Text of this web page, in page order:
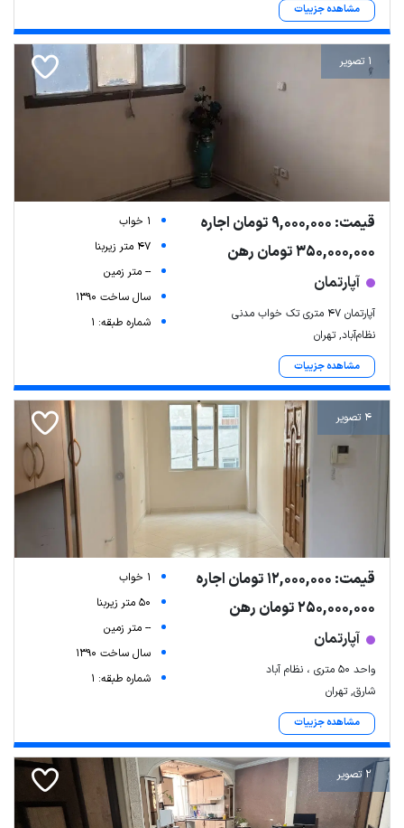
مشاهده جزییات
1 تصویر
قیمت: 9,000,000 تومان اجاره
350,000,000 تومان رهن
آپارتمان
آپارتمان ۴۷ متری تک خواب مدنی
نظام‌آباد, تهران
مشاهده جزییات
1 خواب
47 متر زیربنا
-- متر زمین
سال ساخت 1390
شماره طبقه: 1
4 تصویر
قیمت: 12,000,000 تومان اجاره
250,000,000 تومان رهن
آپارتمان
واحد ۵۰ متری ، نظام آباد
شارق, تهران
مشاهده جزییات
1 خواب
50 متر زیربنا
-- متر زمین
سال ساخت 1390
شماره طبقه: 1
2 تصویر